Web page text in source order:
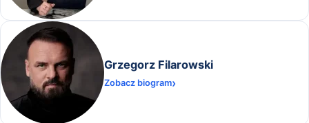
Grzegorz Filarowski
Zobacz biogram